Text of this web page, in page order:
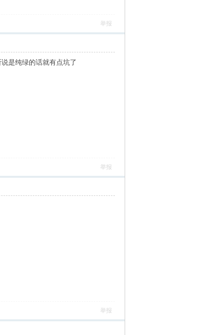
举报
是纯绿的话就有点坑了
举报
举报